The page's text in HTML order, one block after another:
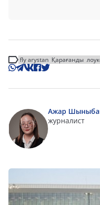
fly arystan Қарағанды
Ажар
журналист